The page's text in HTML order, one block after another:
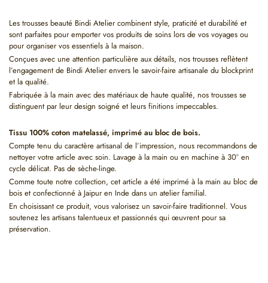
Les trousses beauté Bindi Atelier combinent style, praticité et durabilité et
sont parfaites pour emporter vos produits de soins lors de vos voyages ou
pour organiser vos essentiels à la maison.
Conçues avec une attention particulière aux détails, nos trousses reflètent
l’engagement de Bindi Atelier envers le savoir-faire artisanale du blockprint
et la qualité.
Fabriquée à la main avec des matériaux de haute qualité, nos trousses se
distinguent par leur design soigné et leurs finitions impeccables.
Tissu 100% coton matelassé, imprimé au bloc de bois.
Compte tenu du caractère artisanal de l’impression, nous recommandons de
nettoyer votre article avec soin. Lavage à la main ou en machine à 30° en
cycle délicat. Pas de sèche-linge.
Comme toute notre collection, cet article a été imprimé à la main au bloc de
bois et confectionné à Jaipur en Inde dans un atelier familial.
En choisissant ce produit, vous valorisez un savoir-faire traditionnel. Vous
soutenez les artisans talentueux et passionnés qui œuvrent pour sa
préservation.